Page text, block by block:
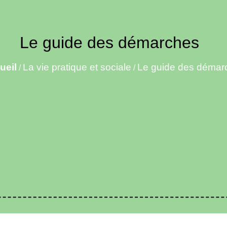
Le guide des démarches
/ La vie pratique et sociale / Le guide des